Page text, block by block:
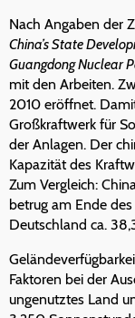
Nach Angaben der
China’s State
Guangdong Nuclear
mit den Arbeiten.
2010 eröffnet.
Großkraftwerk für
der Anlagen. Der
Kapazität des
Zum Vergleich:
betrug am Ende
Deutschland ca.
Faktoren bei der
ungenutztes Land